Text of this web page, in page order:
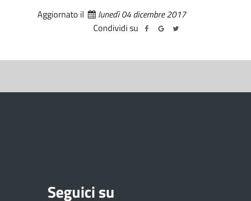
Aggiornato il
lunedì 04 dicembre 2017
Condividi su
Seguici su